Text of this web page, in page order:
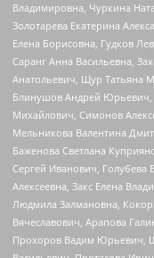
Владимировна, Чуркина
Золотарева Екатерина
Елена Борисовна, Гудков
Саранг Анна Васильевна,
Анатольевич, Щур Татьяна
Блинушов Андрей Юрьевич,
Михайлович, Симонов
Мельникова Валентина
Баженова Светлана
Сергей Иванович, Голубева
Алексеевна, Закс Елена
Людмила Залмановна,
Вячеславович, Арапова
Прохоров Вадим Юрьевич,